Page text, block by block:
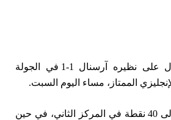
فرض برايتون التعادل على نظيره آرسنال 1-1 في الجولة
الممتاز، مساء اليوم السبت.
ورفع آرسنال رصيده إلى 40 نقطة في المركز الثاني، في حين